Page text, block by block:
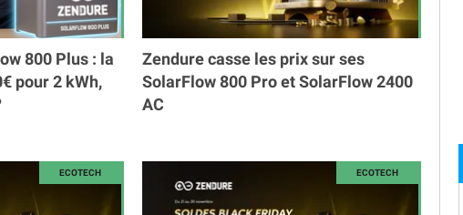
800 Plus : la
pour 2 kWh,
Zendure casse les prix sur ses
SolarFlow 800 Pro et SolarFlow 2400
AC